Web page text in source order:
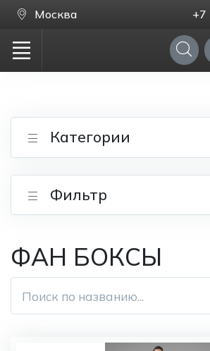
Москва +7
Категории
Фильтр
ФАН БОКСЫ
Поиск по названию...